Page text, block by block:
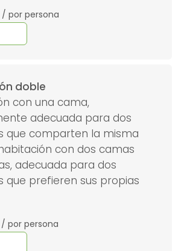
/ por persona
doble
con una cama,
adecuada para dos
que comparten la misma
con dos camas
adecuada para dos
que prefieren sus propias
/ por persona